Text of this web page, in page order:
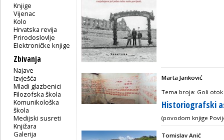
Knjige
Vijenac
Kolo
Hrvatska revija
Prirodoslovlje
Elektroničke knjige
Zbivanja
Najave
Izvješća
Mladi glazbenici
Filozofska škola
Komunikološka
škola
Medijski susreti
Knjižara
Galerija
Marta Janković
Tema broja: Goli otok
Historiografski
(povodom knjige
Tomislav Anić